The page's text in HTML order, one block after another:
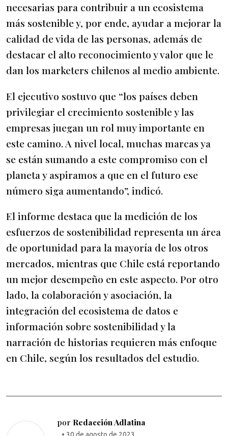
necesarias para contribuir a un ecosistema
más sostenible y, por ende, ayudar a mejorar la
calidad de vida de las personas, además de
destacar el alto reconocimiento y valor que le
dan los marketers chilenos al medio ambiente.
El ejecutivo sostuvo que “los países deben
privilegiar el crecimiento sostenible y las
empresas juegan un rol muy importante en
este camino. A nivel local, muchas marcas ya
se están sumando a este compromiso con el
planeta y aspiramos a que en el futuro ese
número siga aumentando”, indicó.
El informe destaca que la medición de los
esfuerzos de sostenibilidad representa un área
de oportunidad para la mayoría de los otros
mercados, mientras que Chile está reportando
un mejor desempeño en este aspecto. Por otro
lado, la colaboración y asociación, la
integración del ecosistema de datos e
información sobre sostenibilidad y la
narración de historias requieren más enfoque
en Chile, según los resultados del estudio.
por Redacción Adlatina
• 30 de agosto de 2023